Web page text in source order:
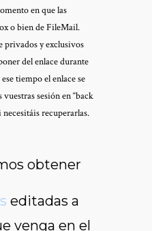
en que las
o bien de FileMail.
privados y exclusivos
del enlace durante
tiempo el enlace se
sesión en “back
necesitáis recuperarlas.
obtener
editadas a
venga en el